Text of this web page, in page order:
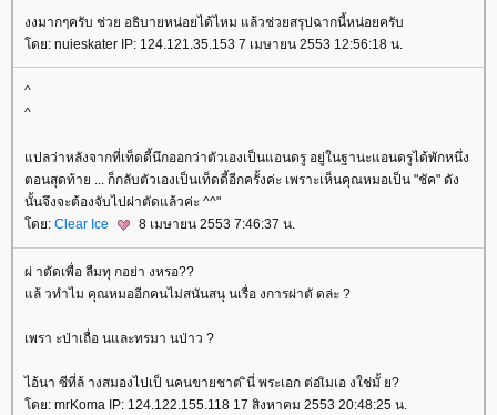
งงมากๆครับ ช่วย อธิบายหน่อยได้ไหม แล้วช่วยสรุปฉากนี้หน่อยครับ
ดย: nuieskater IP: 124.121.35.153 7 เมษายน 2553 12:56:18 น.
^
^
ปลว่าหลังจากที่เท็ดดี้นึกออกว่าตัวเองเป็นแอนดรู อยู่ในฐานะแอนดรูได้พักหนึ่ง
ตอนสุดท้าย ... ก็กลับตัวเองเป็นเท็ดดี้อีกครั้งค่ะ เพราะเห็นคุณหมอเป็น "ชัค" ดัง
นั้นจึงจะต้องจับไปผ่าตัดแล้วค่ะ ^^"
ดย: Clear Ice 8 เมษายน 2553 7:46:37 น.
ผ่ าตัดเพื่อ ลืมทุ กอย่า งหรอ??
ล้ วทำไม คุณหมออีกคนไม่สนันสนุ นเรื่อ งการผ่าตั ดล่ะ ?
เพรา ะป่าเถื่อ นและทรมา นป่าว ?
ไอ้นา ซีที่ล้ างสมองไปเป็ นคนขายชาต ินี่ พระเอก ต่อเิมเอ งใช่มั้ ย?
ดย: mrKoma IP: 124.122.155.118 17 สิงหาคม 2553 20:48:25 น.